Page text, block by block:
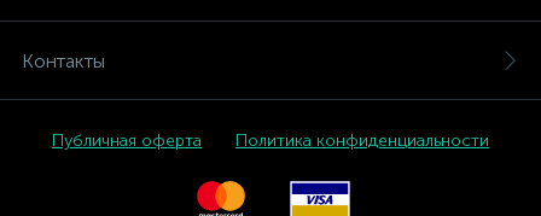
Контакты
Публичная оферта Политика конфиденциальности